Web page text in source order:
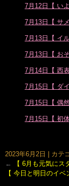
7月12日【 い
7月13日【 サ
7月13日【 イ
7月13日【 お
7月14日【 西
7月15日【 ダ
7月15日【 偶
7月15日【 初
2023年6月2日 カテ
←
【 6月も元気にス
【 今日と明日のイベ